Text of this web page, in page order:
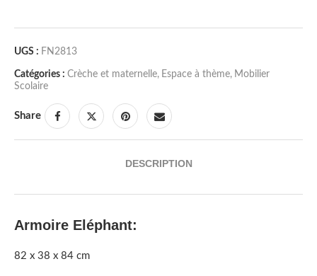
UGS : FN2813
Catégories : Crèche et maternelle, Espace à thème, Mobilier
Scolaire
Share
DESCRIPTION
Armoire Eléphant:
82 x 38 x 84 cm